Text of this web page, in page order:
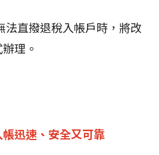
直撥退稅入帳戶時，將改
理。
迅速、安全又可靠